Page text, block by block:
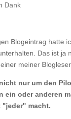
Dank
Blogeintrag hatte
Das ist
meiner
nur um den
ein oder anderen
macht.